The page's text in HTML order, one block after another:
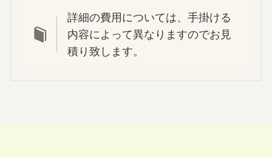
詳細の費用については、手掛ける
内容によって異なりますのでお見
積り致します。